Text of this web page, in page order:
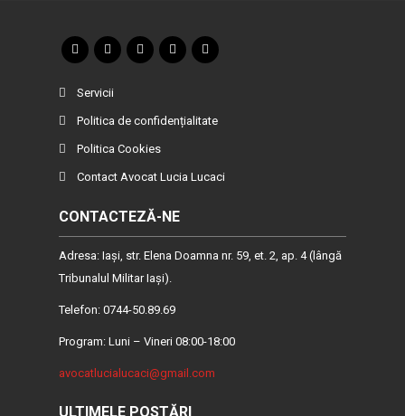
Servicii
Politica de confidențialitate
Politica Cookies
Contact Avocat Lucia Lucaci
CONTACTEZĂ-NE
Adresa: Iaşi, str. Elena Doamna nr. 59, et. 2, ap. 4 (lângă
Tribunalul Militar Iaşi).
Telefon: 0744-50.89.69
Program: Luni – Vineri 08:00-18:00
avocatlucialucaci@gmail.com
ULTIMELE POSTĂRI